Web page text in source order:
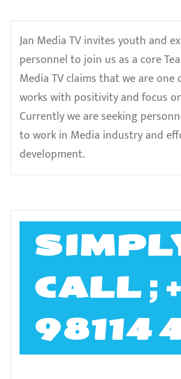
Jan Media TV invites youth and
personnel to join us as a core
Media TV claims that we are
works with positivity and focus
Currently we are seeking
to work in Media industry and
development.
CALL ;
98114